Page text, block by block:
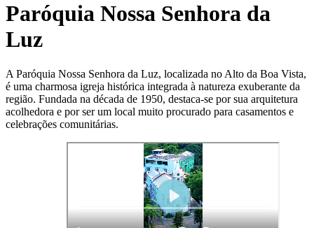
Paróquia Nossa Senhora da
Luz
A Paróquia Nossa Senhora da Luz, localizada no Alto da Boa Vista,
é uma charmosa igreja histórica integrada à natureza exuberante da
região. Fundada na década de 1950, destaca-se por sua arquitetura
acolhedora e por ser um local muito procurado para casamentos e
celebrações comunitárias.